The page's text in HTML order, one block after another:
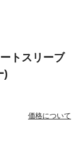
トスリーブ
)
価格について